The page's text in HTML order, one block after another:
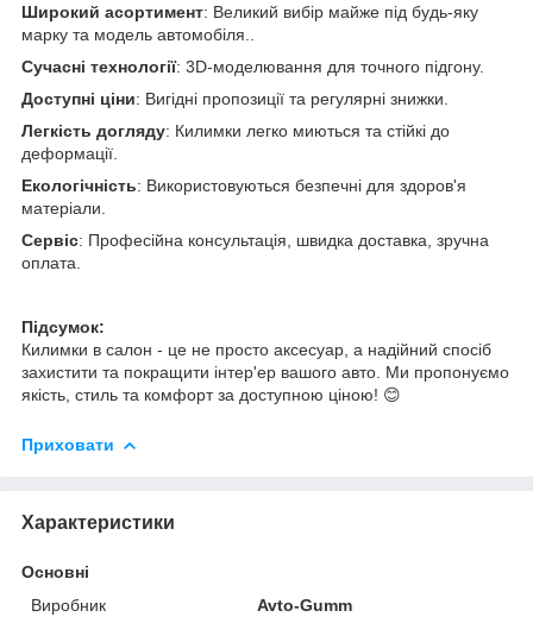
Широкий асортимент: Великий вибір майже під будь-яку
марку та модель автомобіля..
Сучасні технології: 3D-моделювання для точного підгону.
Доступні ціни: Вигідні пропозиції та регулярні знижки.
Легкість догляду: Килимки легко миються та стійкі до
деформації.
Екологічність: Використовуються безпечні для здоров'я
матеріали.
Сервіс: Професійна консультація, швидка доставка, зручна
оплата.
Підсумок:
Килимки в салон - це не просто аксесуар, а надійний спосіб
захистити та покращити інтер'ер вашого авто. Ми пропонуємо
якість, стиль та комфорт за доступною ціною! 😊
Приховати
Характеристики
Основні
Виробник
Avto-Gumm